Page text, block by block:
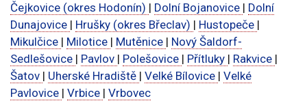
Čejkovice (okres Hodonín) | Dolní Bojanovice | Dolní
Dunajovice | Hrušky (okres Břeclav) | Hustopeče |
Mikulčice | Milotice | Mutěnice | Nový Šaldorf-
Sedlešovice | Pavlov | Polešovice | Přítluky | Rakvice |
Šatov | Uherské Hradiště | Velké Bílovice | Velké
Pavlovice | Vrbice | Vrbovec